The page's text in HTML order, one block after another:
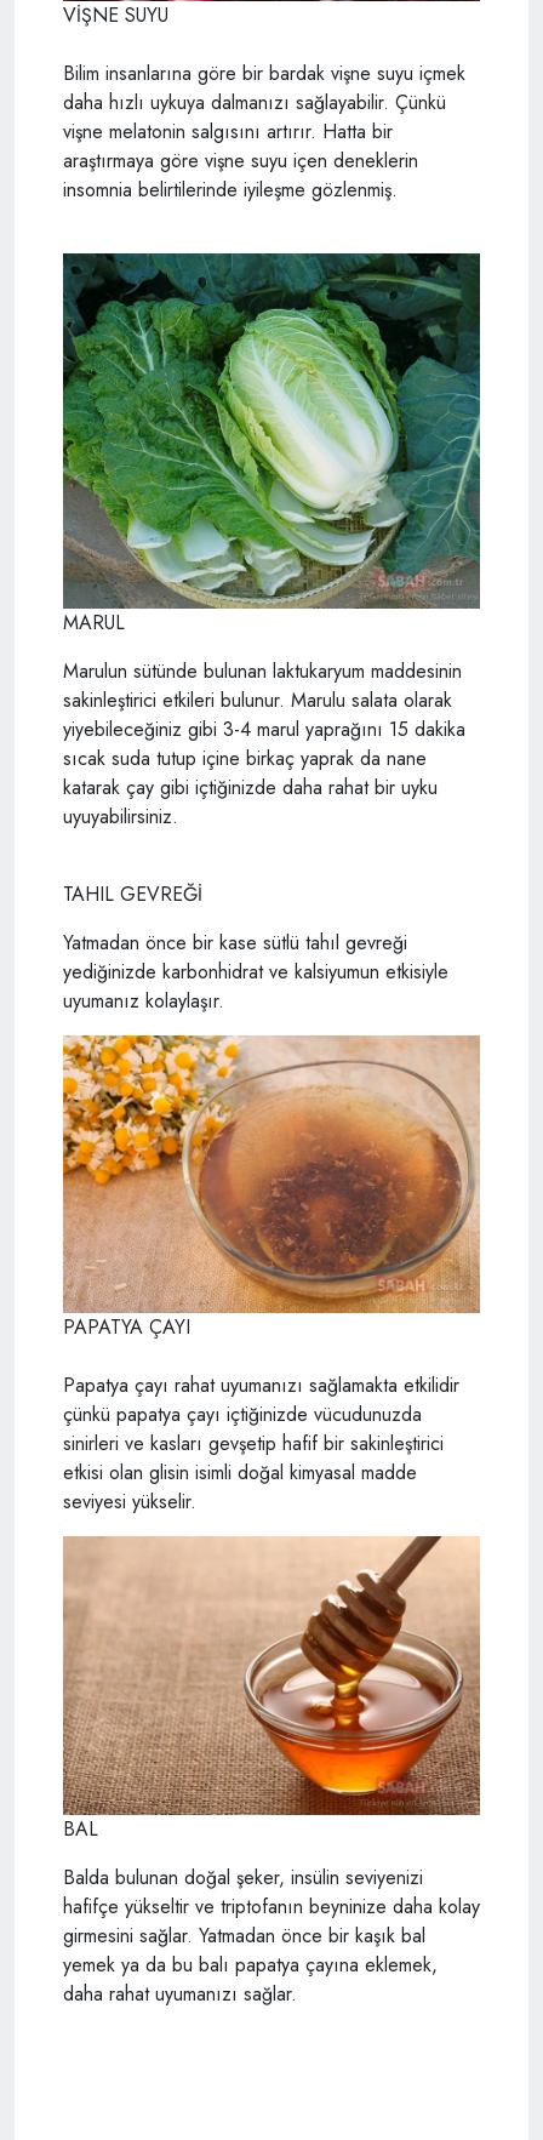
VİŞNE SUYU
Bilim insanlarına göre bir bardak vişne suyu içmek
daha hızlı uykuya dalmanızı sağlayabilir. Çünkü
vişne melatonin salgısını artırır. Hatta bir
araştırmaya göre vişne suyu içen deneklerin
insomnia belirtilerinde iyileşme gözlenmiş.
MARUL
Marulun sütünde bulunan laktukaryum maddesinin
sakinleştirici etkileri bulunur. Marulu salata olarak
yiyebileceğiniz gibi 3-4 marul yaprağını 15 dakika
sıcak suda tutup içine birkaç yaprak da nane
katarak çay gibi içtiğinizde daha rahat bir uyku
uyuyabilirsiniz.
TAHIL GEVREĞİ
Yatmadan önce bir kase sütlü tahıl gevreği
yediğinizde karbonhidrat ve kalsiyumun etkisiyle
uyumanız kolaylaşır.
PAPATYA ÇAYI
Papatya çayı rahat uyumanızı sağlamakta etkilidir
çünkü papatya çayı içtiğinizde vücudunuzda
sinirleri ve kasları gevşetip hafif bir sakinleştirici
etkisi olan glisin isimli doğal kimyasal madde
seviyesi yükselir.
BAL
Balda bulunan doğal şeker, insülin seviyenizi
hafifçe yükseltir ve triptofanın beyninize daha kolay
girmesini sağlar. Yatmadan önce bir kaşık bal
yemek ya da bu balı papatya çayına eklemek,
daha rahat uyumanızı sağlar.